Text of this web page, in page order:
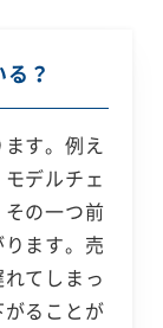
？
す。例え
デルチェ
の一つ前
ます。売
てしまっ
ることが